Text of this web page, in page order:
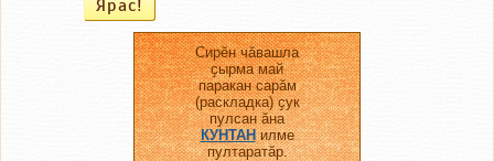
Сирӗн чӑвашла
ҫырма май
паракан сарӑм
(раскладка) ҫук
пулсан ӑна
КУНТАНилме
пултаратӑр.